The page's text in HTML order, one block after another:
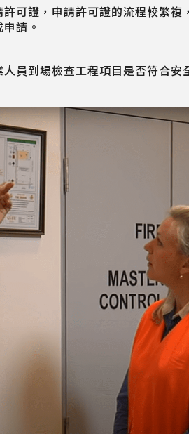
可證，申請許可證的流程較繁
請。
員到場檢查工程項目是否符合安